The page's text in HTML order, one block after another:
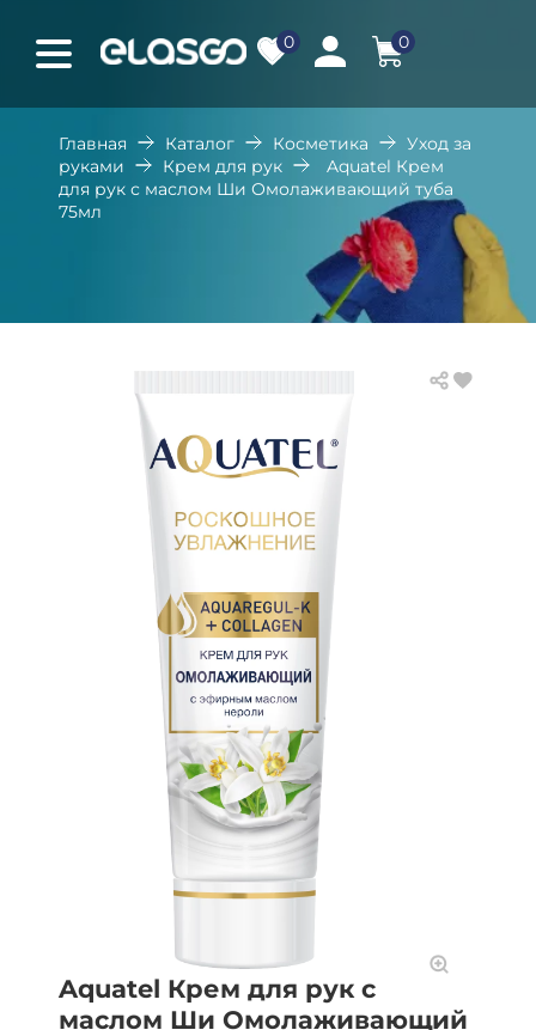
0 0
Главная Каталог Косметика
Уход за
руками
Крем для рук
Aquatel Крем
для рук с маслом Ши Омолаживающий туба
75мл
Aquatel Крем для рук с
маслом Ши Омолаживающий